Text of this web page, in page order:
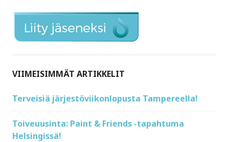
VIIMEISIMMÄT ARTIKKELIT
Terveisiä järjestöviikonlopusta Tampereella!
Toiveuusinta: Paint & Friends -tapahtuma
Helsingissä!